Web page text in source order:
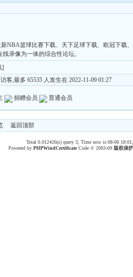
NBA篮球比赛下载、天下足球下载、欧冠下载
录像为一体的综合性论坛。
]
客,最多 65535 人发生在 2022-11-09 01:27
捐赠会员 普通会员
返回顶部
Total 0.012426(s) query 3, Time now is:08-06
Powered byPHPWindCertificate Code © 2003-09版权保